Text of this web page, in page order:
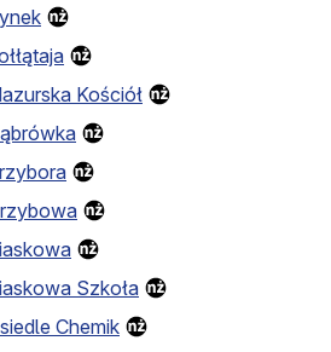
Kościół
Szkoła
Chemik